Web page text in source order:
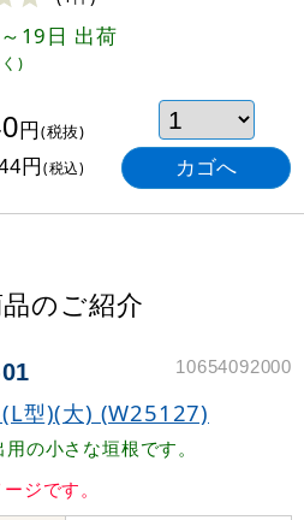
～19日 出荷
)
円(税抜)
円(税込)
のご紹介
10654092000
型)(大) (W25127)
の小さな垣根です。
ジです。